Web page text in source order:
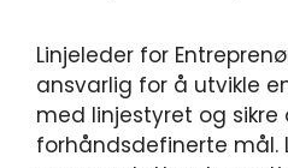
Linjeleder for
ansvarlig for å utvikle
med linjestyret og sikre
forhåndsdefinerte mål.